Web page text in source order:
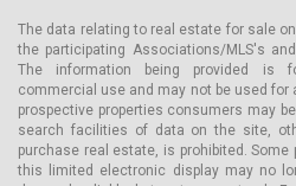
The data relating to real estate for sale
the participating Associations/MLS's
The information being provided is
commercial use and may not be used for
prospective properties consumers may
search facilities of data on the site,
purchase real estate, is prohibited.
this limited electronic display may no